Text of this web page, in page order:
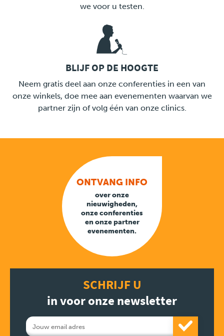
we voor u testen.
LINK
BLIJF OP DE HOOGTE
Neem gratis deel aan onze conferenties in een van
onze winkels, doe mee aan evenementen waarvan we
partner zijn of volg één van onze clinics.
ONTVANG INFO
over onze
nieuwigheden,
onze conferenties
en onze partner
evenementen.
SCHRIJF U
in voor onze newsletter